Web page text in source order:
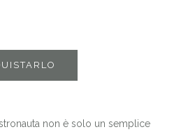
non è solo un semplice